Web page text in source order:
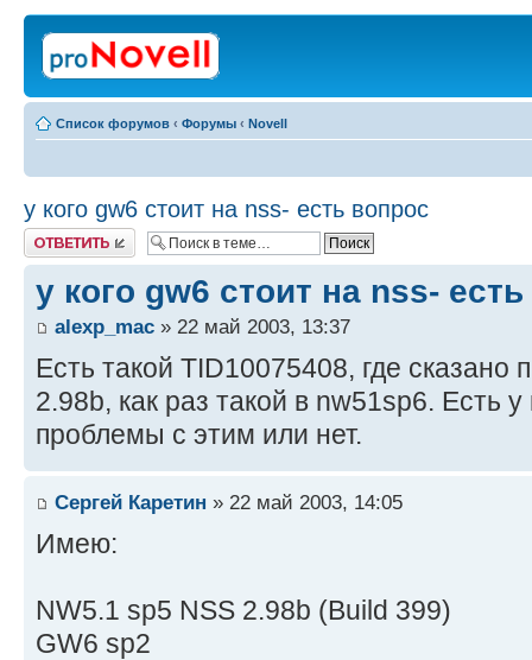
Список форумов ‹ Форумы ‹ Novell
у кого gw6 стоит на nss- есть вопрос
Ответить
у кого gw6 стоит на nss-
alexp_mac » 22 май 2003, 13:37
Есть такой TID10075408, где
2.98b, как раз такой в nw51sp6. Есть у
проблемы с этим или нет.
Сергей Каретин » 22 май 2003, 14:05
Имею:
NW5.1 sp5 NSS 2.98b (Build 399)
GW6 sp2